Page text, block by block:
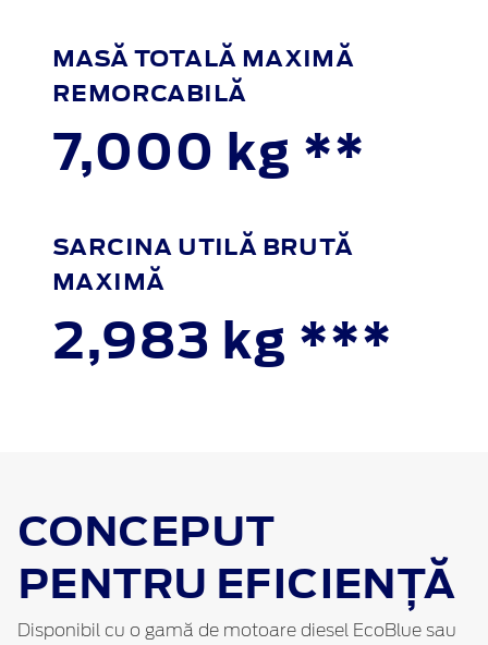
MASĂ TOTALĂ MAXIMĂ
REMORCABILĂ
7,000 kg **
SARCINA UTILĂ BRUTĂ
MAXIMĂ
2,983 kg ***
CONCEPUT
PENTRU EFICIENȚĂ
Disponibil cu o gamă de motoare diesel EcoBlue sau